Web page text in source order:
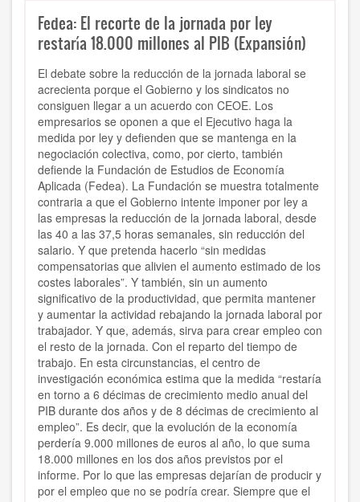
Fedea: El recorte de la jornada por ley
restaría 18.000 millones al PIB (Expansión)
El debate sobre la reducción de la jornada laboral se
acrecienta porque el Gobierno y los sindicatos no
consiguen llegar a un acuerdo con CEOE. Los
empresarios se oponen a que el Ejecutivo haga la
medida por ley y defienden que se mantenga en la
negociación colectiva, como, por cierto, también
defiende la Fundación de Estudios de Economía
Aplicada (Fedea). La Fundación se muestra totalmente
contraria a que el Gobierno intente imponer por ley a
las empresas la reducción de la jornada laboral, desde
las 40 a las 37,5 horas semanales, sin reducción del
salario. Y que pretenda hacerlo “sin medidas
compensatorias que alivien el aumento estimado de los
costes laborales”. Y también, sin un aumento
significativo de la productividad, que permita mantener
y aumentar la actividad rebajando la jornada laboral por
trabajador. Y que, además, sirva para crear empleo con
el resto de la jornada. Con el reparto del tiempo de
trabajo. En esta circunstancias, el centro de
investigación económica estima que la medida “restaría
en torno a 6 décimas de crecimiento medio anual del
PIB durante dos años y de 8 décimas de crecimiento al
empleo”. Es decir, que la evolución de la economía
perdería 9.000 millones de euros al año, lo que suma
18.000 millones en los dos años previstos por el
informe. Por lo que las empresas dejarían de producir y
por el empleo que no se podría crear. Siempre que el